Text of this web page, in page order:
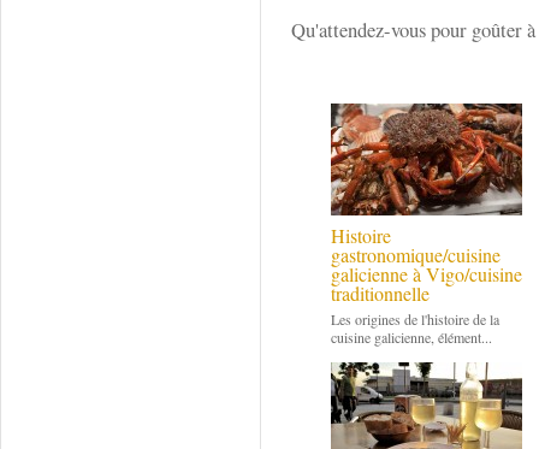
Qu'attendez-vous pour goûter
Histoire
gastronomique/cuisine
galicienne à Vigo/cuisine
traditionnelle
Les origines de l'histoire de la
cuisine galicienne, élément...